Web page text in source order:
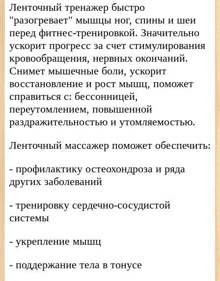
Ленточный тренажер быстро
"разогревает" мышцы ног, спины и шеи
перед фитнес-тренировкой. Значительно
ускорит прогресс за счет стимулирования
кровообращения, нервных окончаний.
Снимет мышечные боли, ускорит
восстановление и рост мышц, поможет
справиться с: бессонницей,
переутомлением, повышенной
раздражительностью и утомляемостью.
Ленточный массажер поможет обеспечить:
- профилактику остеохондроза и ряда
других заболеваний
- тренировку сердечно-сосудистой
системы
- укрепление мышц
- поддержание тела в тонусе